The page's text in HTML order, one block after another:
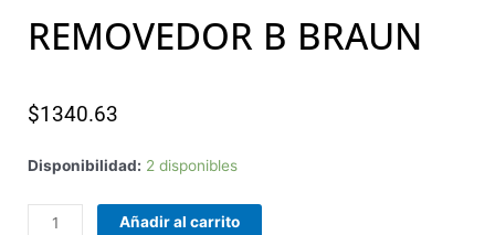
REMOVEDOR B BRAUN
$1340.63
Disponibilidad: 2 disponibles
HISTOACRYL
Añadir al carrito